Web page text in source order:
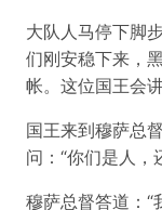
大队人马停下脚
们刚安稳下来，
帐。这位国王会
国王来到穆萨总
问：“你们是人，
穆萨总督答道：“